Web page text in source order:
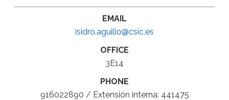
EMAIL
isidro.aguillo@csic.es
OFFICE
3E14
PHONE
916022890 / Extensión interna: 441475